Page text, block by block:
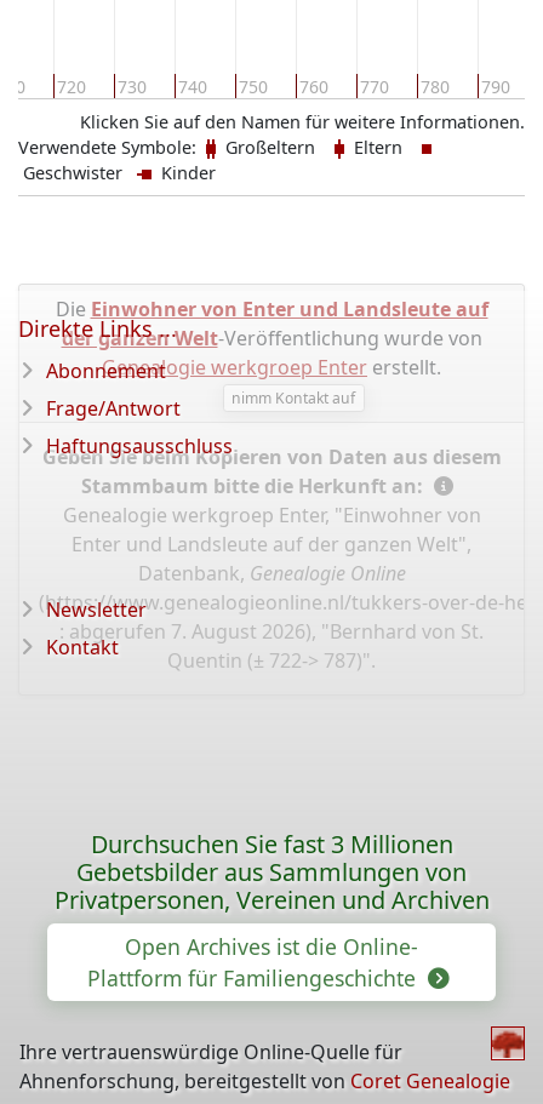
720 730 740 750 760 770 780 790
Klicken Sie auf den Namen für weitere Informationen.
Verwendete Symbole:
Großeltern
Eltern
Geschwister
Kinder
Die Einwohner von Enter und Landsleute auf
der ganzen Welt-Veröffentlichung wurde von
Genealogie werkgroep Enter erstellt.
nimm Kontakt auf
Geben Sie beim Kopieren von Daten aus diesem
Stammbaum bitte die Herkunft an:
Genealogie werkgroep Enter, "Einwohner von
Enter und Landsleute auf der ganzen Welt",
Datenbank, Genealogie Online
(https://www.genealogieonline.nl/tukkers-over-de-
: abgerufen 7. August 2026), "Bernhard von St.
Quentin (± 722-> 787)".
Direkte Links ...
Abonnement
Frage/Antwort
Haftungsausschluss
Newsletter
Kontakt
Durchsuchen Sie fast 3 Millionen
Gebetsbilder aus Sammlungen von
Privatpersonen, Vereinen und Archiven
Open Archives ist die Online-
Plattform für Familiengeschichte
Ihre vertrauenswürdige Online-Quelle für
Ahnenforschung, bereitgestellt von Coret Genealogie